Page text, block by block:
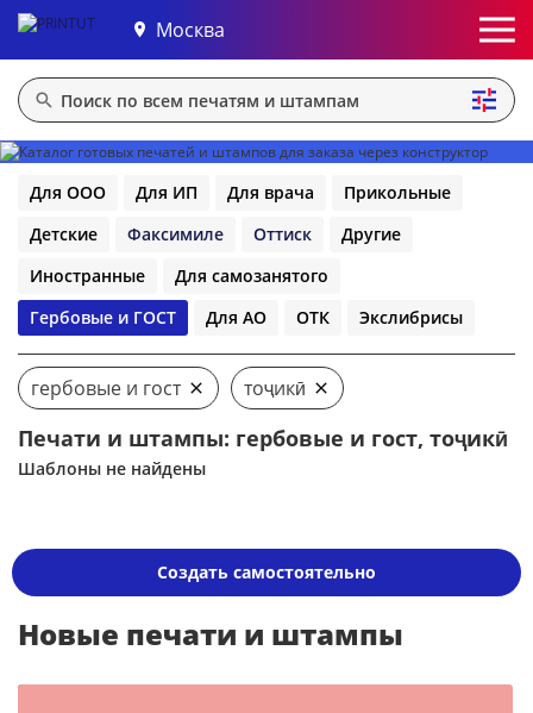
Москва
Для ООО Для ИП Для врача
Прикольные
Детские
Факсимиле Оттиск
Другие
Иностранные
Для самозанятого
Гербовые и ГОСТ
Для АО ОТК Экслибрисы
гербовые и гост тоҷикӣ
Печати и штампы: гербовые и гост, тоҷикӣ
Шаблоны не найдены
Создать самостоятельно
Новые печати и штампы